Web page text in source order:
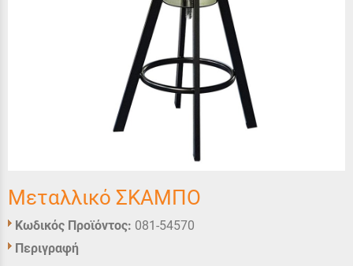
Μεταλλικό ΣΚΑΜΠΟ
Κωδικός Προϊόντος: 081-54570
Περιγραφή